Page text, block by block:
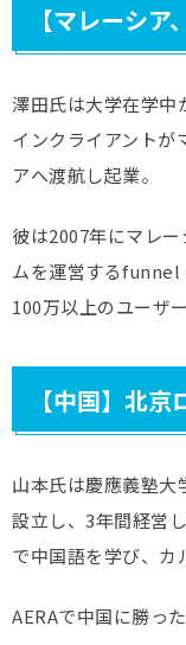
【マレーシ
澤田氏は大学在学中
インクライアントが
アへ渡航し起業。
彼は2007年にマレ
ムを運営するfunnel
100万以上のユーザ
【中国】北
山本氏は慶應義塾大
設立し、3年間経営
で中国語を学び、カ
AERAで中国に勝っ